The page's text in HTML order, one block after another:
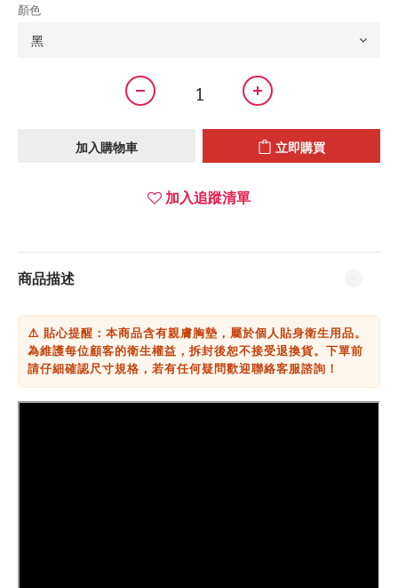
顏色
加入購物車 立即購買
加入追蹤清單
商品描述
⚠️ 貼心提醒：本商品含有親膚胸墊，屬於個人貼身衛生用品。
為維護每位顧客的衛生權益，拆封後恕不接受退換貨。下單前
請仔細確認尺寸規格，若有任何疑問歡迎聯絡客服諮詢！